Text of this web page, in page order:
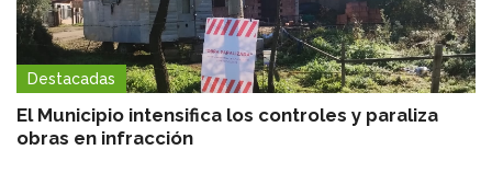
Destacadas
El Municipio intensifica los controles y paraliza
obras en infracción